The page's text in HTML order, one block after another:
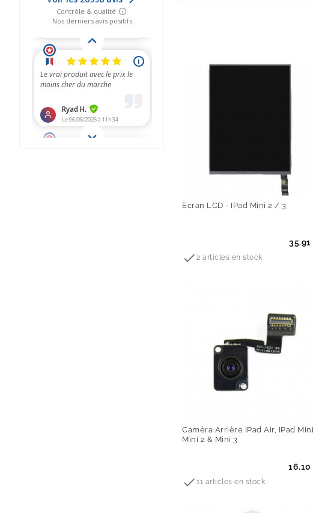
Ecran LCD - IPad Mini 2 / 3
 2 articles en stock
Caméra Arrière IPad Air, IPad
Mini 2 & Mini 3
 11 articles en stock